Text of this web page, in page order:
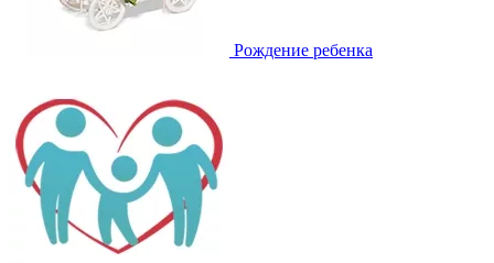
Рождение ребенка